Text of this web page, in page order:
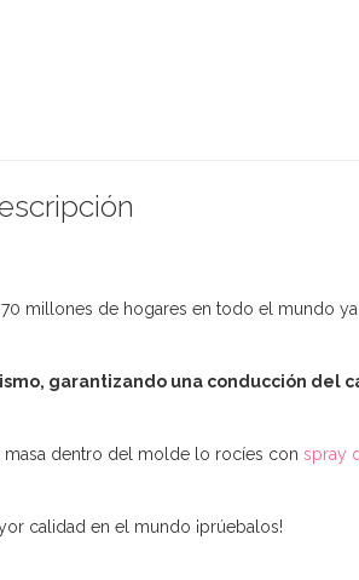
millones de hogares en todo el mundo ya
garantizando una conducción
masa dentro del molde lo rocíes con spray
calidad en el mundo ¡prúebalos!